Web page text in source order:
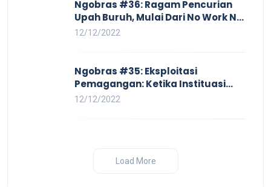
Ngobras #36: Ragam Pencurian
Upah Buruh, Mulai Dari No Work No
Pay Hingga Skorsing
12/12/2022
Ngobras #35: Eksploitasi
Pemagangan: Ketika Instituasi
Pendidikan Tunduk pada Hilir
12/12/2022
Load More